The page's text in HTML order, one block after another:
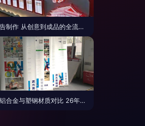
专业广告制作 从创意到成品的全流程解析
易拉宝铝合金与塑钢材质对比 26年广告制作公司老板揭秘真相